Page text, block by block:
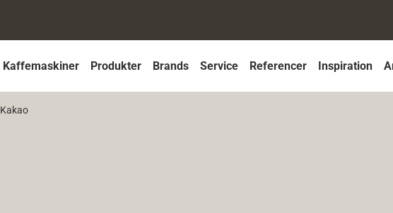
Kaffemaskiner Produkter Brands Service Referencer Inspiration
Kakao